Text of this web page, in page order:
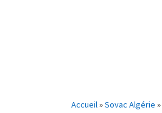
Accueil»Sovac Algérie »